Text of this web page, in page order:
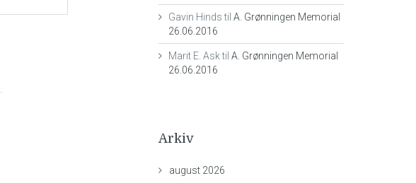
Gavin Hindstil A. Grønningen Memorial
26.06.2016
Marit E. Asktil A. Grønningen Memorial
26.06.2016
Arkiv
august 2026